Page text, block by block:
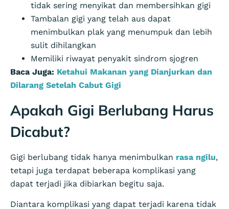
tidak sering menyikat dan membersihkan gigi
Tambalan gigi yang telah aus dapat
menimbulkan plak yang menumpuk dan lebih
sulit dihilangkan
Memiliki riwayat penyakit sindrom sjogren
Baca Juga: Ketahui Makanan yang Dianjurkan dan
Dilarang Setelah Cabut Gigi
Apakah Gigi Berlubang Harus
Dicabut?
Gigi berlubang tidak hanya menimbulkan rasa ngilu,
tetapi juga terdapat beberapa komplikasi yang
dapat terjadi jika dibiarkan begitu saja.
Diantara komplikasi yang dapat terjadi karena tidak